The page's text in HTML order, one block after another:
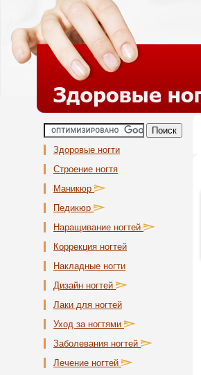
Здоровые ногти
Строение ногтя
Маникюр
Педикюр
Наращивание ногтей
Коррекция ногтей
Накладные ногти
Дизайн ногтей
Лаки для ногтей
Уход за ногтями
Заболевания ногтей
Лечение ногтей